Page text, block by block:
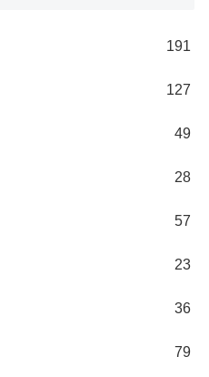
191
127
49
28
57
23
36
79